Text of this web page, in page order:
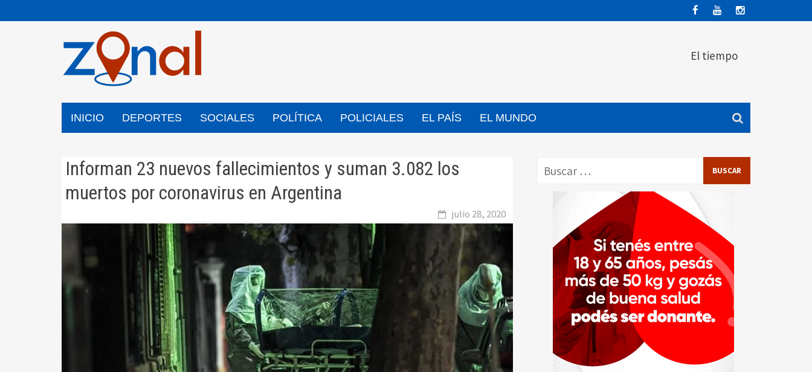
al
El tiempo
INICIO DEPORTES SOCIALES POLÍTICA POLICIALES EL PAÍS EL MUNDO
Informan 23 nuevos fallecimientos y suman 3.082 los
muertos por coronavirus en Argentina
julio 28, 2020
Buscar: